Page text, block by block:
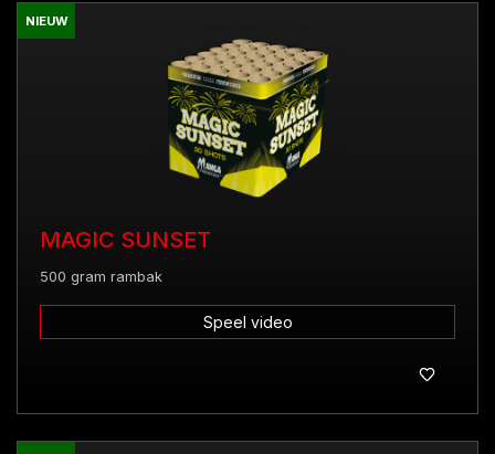
NIEUW
MAGIC SUNSET
500 gram rambak
Speel video